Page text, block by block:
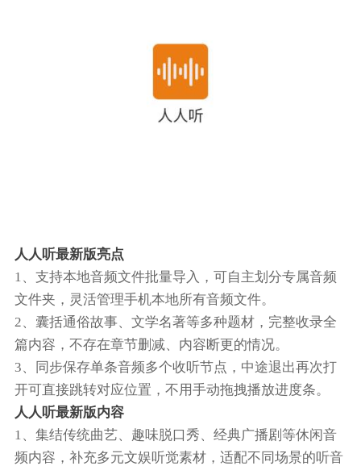
人人听最新版亮点
1、支持本地音频文件批量导入，可自主划分专属音频
文件夹，灵活管理手机本地所有音频文件。
2、囊括通俗故事、文学名著等多种题材，完整收录全
篇内容，不存在章节删减、内容断更的情况。
3、同步保存单条音频多个收听节点，中途退出再次打
开可直接跳转对应位置，不用手动拖拽播放进度条。
人人听最新版内容
1、集结传统曲艺、趣味脱口秀、经典广播剧等休闲音
频内容，补充多元文娱听觉素材，适配不同场景的听音